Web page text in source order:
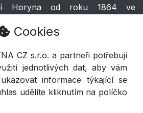
Horyna od roku 1864 ve
Bohdaneč 533 41
Cookies
CZ s.r.o. a partneři potřebují
jednotlivých dat, aby vám
informace týkající se
udělíte kliknutím na políčko